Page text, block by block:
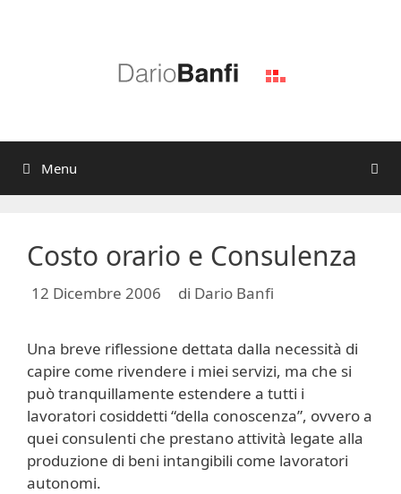
Menu
Costo orario e Consulenza
12 Dicembre 2006 di Dario Banfi
Una breve riflessione dettata dalla necessità di
capire come rivendere i miei servizi, ma che si
può tranquillamente estendere a tutti i
lavoratori cosiddetti “della conoscenza”, ovvero a
quei consulenti che prestano attività legate alla
produzione di beni intangibili come lavoratori
autonomi.